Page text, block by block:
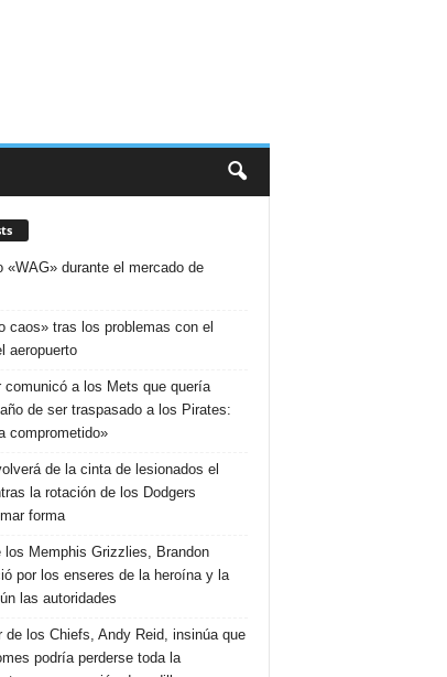
«WAG» durante el mercado de
caos» tras los problemas con el
aeropuerto
comunicó a los Mets que quería
de ser traspasado a los Pirates:
comprometido»
de la cinta de lesionados el
la rotación de los Dodgers
forma
los Memphis Grizzlies, Brandon
por los enseres de la heroína y la
las autoridades
de los Chiefs, Andy Reid, insinúa que
podría perderse toda la